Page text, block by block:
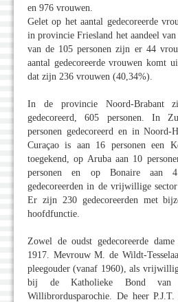
en 976 vrouwen.
Gelet op het aantal gedecoreerde
in provincie Friesland het aandeel
van de 105 personen zijn er 44
aantal gedecoreerde vrouwen komt
dat zijn 236 vrouwen (40,34%).
In de provincie Noord-Brabant
gedecoreerd, 605 personen. In
personen gedecoreerd en in Noord-
Curaçao is aan 16 personen een
toegekend, op Aruba aan 10
personen en op Bonaire aan
gedecoreerden in de vrijwillige sector
Er zijn 230 gedecoreerden met
hoofdfunctie.
Zowel de oudst gedecoreerde
1917. Mevrouw M. de Wildt-
pleegouder (vanaf 1960), als
bij de Katholieke Bond
Willibrordusparochie. De heer